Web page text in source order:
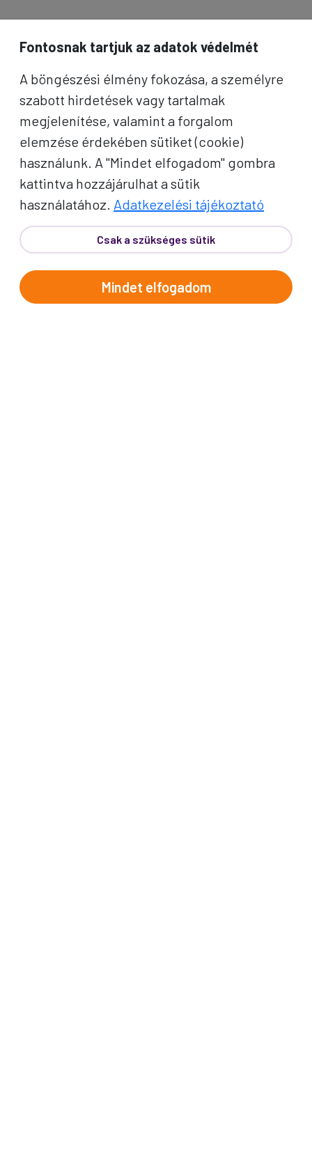
Fontosnak tartjuk az adatok védelmét
A böngészési élmény fokozása, a személyre
szabott hirdetések vagy tartalmak
megjelenítése, valamint a forgalom
elemzése érdekében sütiket (cookie)
használunk. A "Mindet elfogadom" gombra
kattintva hozzájárulhat a sütik
használatához. Adatkezelési tájékoztató
Csak a szükséges sütik
Mindet elfogadom